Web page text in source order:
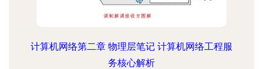
计算机网络第二章 物理层笔记 计算机网络工程服
务核心解析